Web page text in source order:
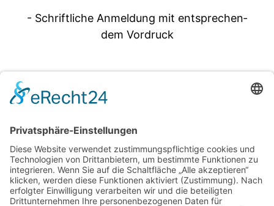
- Schriftliche Anmel­dung mit entsprechen­
dem Vordruck